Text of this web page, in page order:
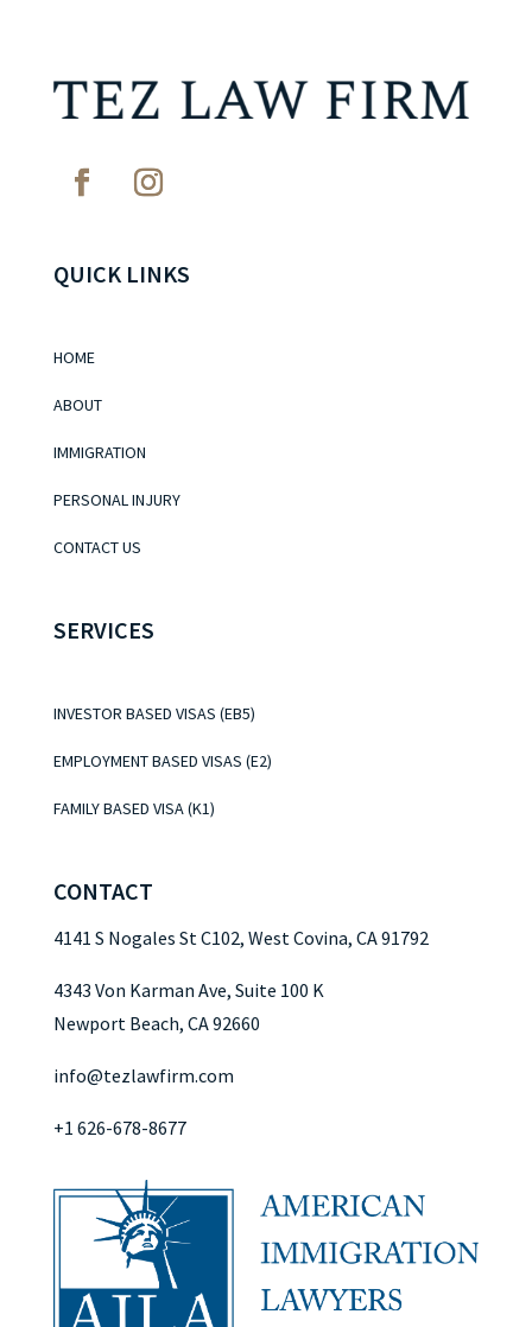
QUICK LINKS
HOME
ABOUT
IMMIGRATION
PERSONAL INJURY
CONTACT US
SERVICES
INVESTOR BASED VISAS (EB5)
EMPLOYMENT BASED VISAS (E2)
FAMILY BASED VISA (K1)
CONTACT
4141 S Nogales St C102, West Covina, CA 91792
4343 Von Karman Ave, Suite 100 K
Newport Beach, CA 92660
info@tezlawfirm.com
+1 626-678-8677